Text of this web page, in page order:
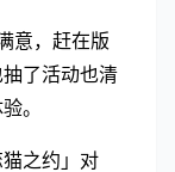
意，赶在版
了活动也清
。
之约」对